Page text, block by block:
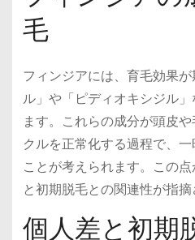
毛
フィンジアには、育毛効果
ル」や「ピディオキシジル
ます。これらの成分が頭皮
クルを正常化する過程で、
ことが考えられます。この
と初期脱毛との関連性が指摘
個人差と初期